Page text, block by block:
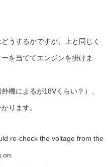
うするかですが、上と同じく
を当ててエンジンを掛けま
機によるが18Vくらい？）、
ります。
re-check the voltage from the